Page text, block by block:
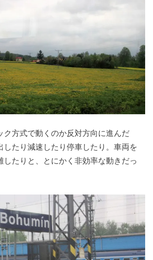
ク方式で動くのか反対方向に進んだ
したり減速したり停車したり。車両を
したりと、とにかく非効率な動きだっ